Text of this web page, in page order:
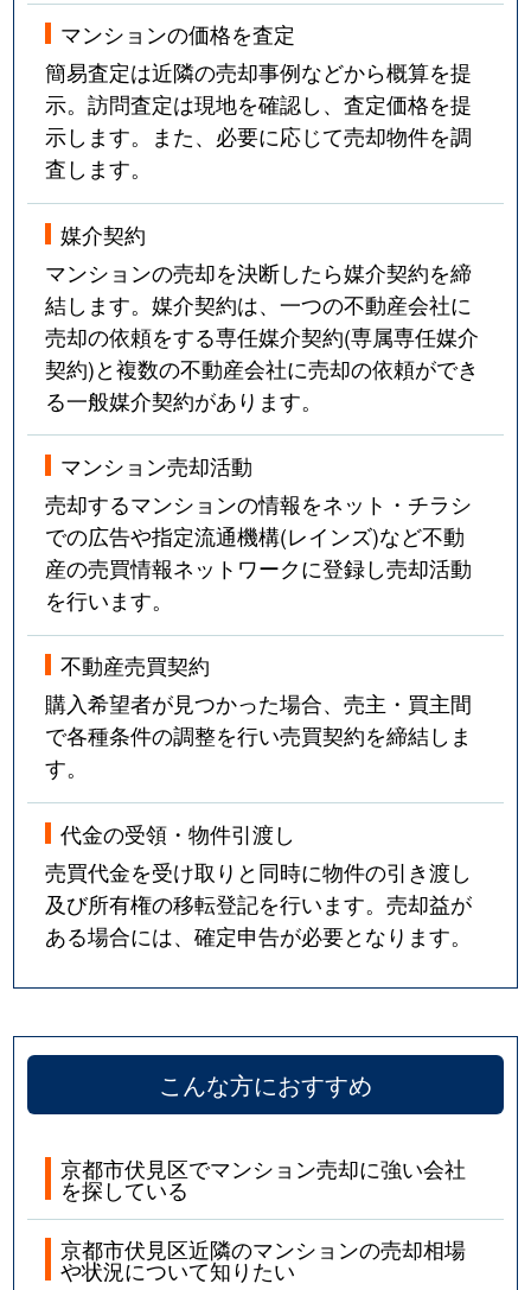
マンションの価格を査定
簡易査定は近隣の売却事例などから概算を提
示。訪問査定は現地を確認し、査定価格を提
示します。また、必要に応じて売却物件を調
査します。
媒介契約
マンションの売却を決断したら媒介契約を締
結します。媒介契約は、一つの不動産会社に
売却の依頼をする専任媒介契約(専属専任媒介
契約)と複数の不動産会社に売却の依頼ができ
る一般媒介契約があります。
マンション売却活動
売却するマンションの情報をネット・チラシ
での広告や指定流通機構(レインズ)など不動
産の売買情報ネットワークに登録し売却活動
を行います。
不動産売買契約
購入希望者が見つかった場合、売主・買主間
で各種条件の調整を行い売買契約を締結しま
す。
代金の受領・物件引渡し
売買代金を受け取りと同時に物件の引き渡し
及び所有権の移転登記を行います。売却益が
ある場合には、確定申告が必要となります。
こんな方におすすめ
京都市伏見区でマンション売却に強い会社
を探している
京都市伏見区近隣のマンションの売却相場
や状況について知りたい